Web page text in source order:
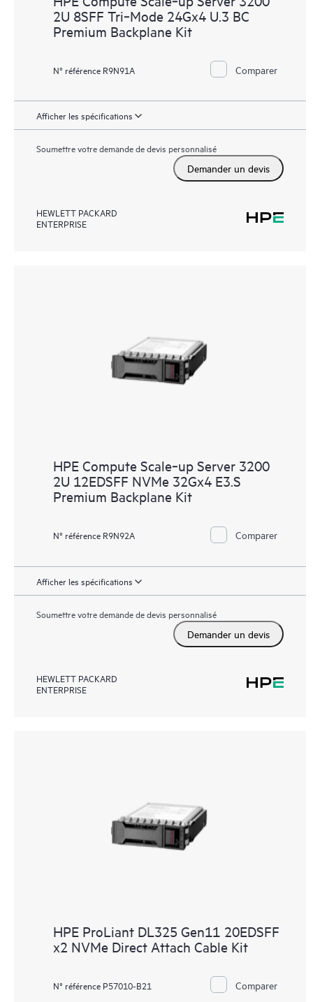
2U 8SFF Tri‑Mode 24Gx4 U.3 BC
Premium Backplane Kit
N° référence R9N91A Comparer
Afficher les spécifications
Soumettre votre demande de devis personnalisé
Demander un devis
HEWLETT PACKARD
ENTERPRISE
HPE Compute Scale‑up Server 3200
2U 12EDSFF NVMe 32Gx4 E3.S
Premium Backplane Kit
N° référence R9N92A Comparer
Afficher les spécifications
Soumettre votre demande de devis personnalisé
Demander un devis
HEWLETT PACKARD
ENTERPRISE
HPE ProLiant DL325 Gen11 20EDSFF
x2 NVMe Direct Attach Cable Kit
N° référence P57010-B21 Comparer